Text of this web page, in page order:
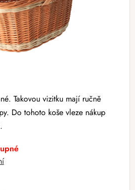
Takovou vizitku mají ručně
Do tohoto koše vleze nákup